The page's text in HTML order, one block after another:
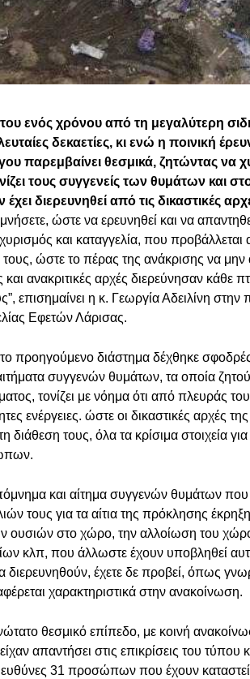
ενός χρόνου από τη μεγαλύτερη
δεκαετίες, κι ενώ η ποινική
παρεμβαίνει θεσμικά, ζητώντας να
τους συγγενείς των θυμάτων και
διερευνηθεί από τις δικαστικές
ώστε να ερευνηθεί και να
και καταγγελία, που προβάλλεται
ώστε το πέρας της ανάκρισης να μην
και ανακριτικές αρχές διερεύνησαν κάθε
επισημαίνει η κ. Γεωργία Αδειλίνη στην
Εφετών Λάρισας.
προηγούμενο διάστημα δέχθηκε σφοδρές
συγγενών θυμάτων, τα οποία
τονίζει με νόημα ότι από πλευράς
ενέργειες. ώστε οι δικαστικές αρχές
διάθεση τους, όλα τα κρίσιμα στοιχεία
και αίτημα συγγενών θυμάτων
τους για τα αίτια της πρόκλησης
ουσιών στο χώρο, την αλλοίωση του
κλπ, που άλλωστε έχουν υποβληθεί
διερευνηθούν, έχετε δε προβεί, όπως
χαρακτηριστικά στην ανακοίνωση.
θεσμικό επίπεδο, με κοινή
απαντήσει στις επικρίσεις του
ευθύνες 31 προσώπων που έχουν